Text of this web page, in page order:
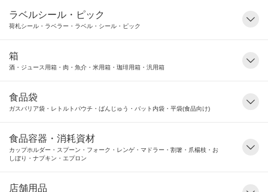
ラベルシール・ピック
荷札シール・ラベラー・ラベル・シール・ピック
箱
酒・ジュース用箱・肉・魚介・米用箱・珈琲用箱・汎用箱
食品袋
ガスバリア袋・レトルトパウチ・ばんじゅう・バット内袋・平袋(食品向け)
食品容器・消耗資材
カップホルダー・スプーン・フォーク・レンゲ・マドラー・割箸・爪楊枝・お
しぼり・ナプキン・エプロン
店舗用品